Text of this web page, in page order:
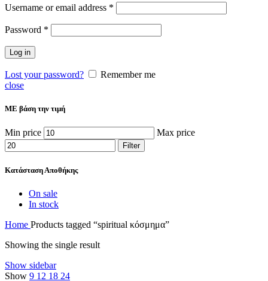
Username or email address *
Password *
Log in
Lost your password?
Remember me
close
ΜΕ βάση την τιμή
Min price Max price
Filter
Κατάσταση Αποθήκης
On sale
In stock
Home Products tagged “spiritual κόσμημα”
Showing the single result
Show sidebar
Show 9 12 18 24